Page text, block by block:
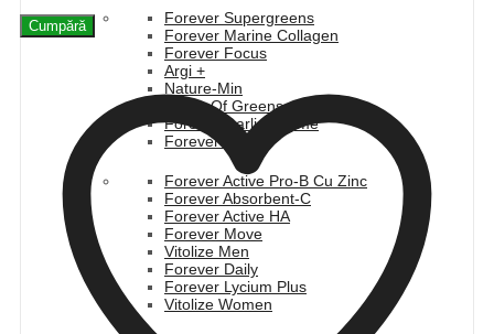
Forever Supergreens
Forever Marine Collagen
Forever Focus
Argi +
Nature-Min
Fields Of Greens
Forever Garlic-Thyme
Forever Kids
Forever Active Pro-B Cu Zinc
Forever Absorbent-C
Forever Active HA
Forever Move
Vitolize Men
Forever Daily
Forever Lycium Plus
Vitolize Women
Cumpără